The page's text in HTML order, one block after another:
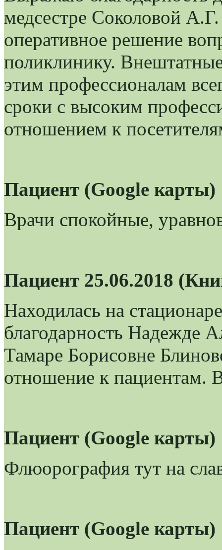
медсестре Соколовой
оперативное решение
поликлинику.
этим профессионалам
сроки с высоким
отношением к
Пациент (Google карты)
Врачи спокойные,
Пациент 25.06.2018
Находилась на
благодарность Надежде
Тамаре Борисовне
отношение к пациентам.
Пациент (Google карты)
Флюорография тут на
Пациент (Google карты)